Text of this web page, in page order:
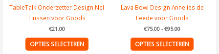
TableTalk Onderzetter Design Nel
Linssen voor Goods
€21.00
OPTIES SELECTEREN
Lava Bowl Design Annelies de
Leede voor Goods
€75.00 - €95.00
OPTIES SELECTEREN